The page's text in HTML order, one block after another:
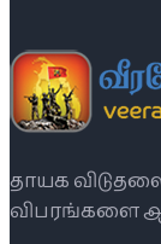
தாயக
விபரங்களை